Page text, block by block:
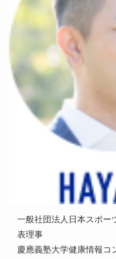
一般社団法人日本スポー
表理事
慶應義塾大学健康情報コ